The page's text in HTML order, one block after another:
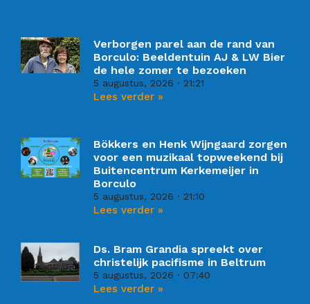
Verborgen parel aan de rand van
Borculo: Beeldentuin AJ & LW Bier
de hele zomer te bezoeken
5 augustus, 2026 21:21
Lees verder »
Bökkers en Henk Wijngaard zorgen
voor een muzikaal topweekend bij
Buitencentrum Kerkemeijer in
Borculo
5 augustus, 2026 21:10
Lees verder »
Ds. Bram Grandia spreekt over
christelijk pacifisme in Beltrum
5 augustus, 2026 07:40
Lees verder »